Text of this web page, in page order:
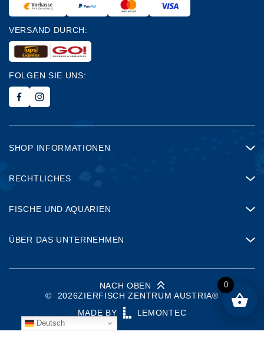
VERSAND DURCH:
FOLGEN SIE UNS:
SHOP INFORMATIONEN
RECHTLICHES
FISCHE UND AQUARIEN
ÜBER DAS UNTERNEHMEN
© 2026ZIERFISCH ZENTRUM AUSTRIA®
MADE BY
LEMONTEC
NACH OBEN
Deutsch
0